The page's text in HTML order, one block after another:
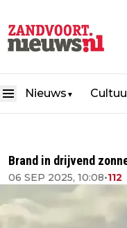
Nieuws ▼
Brand in drijvend
06 SEP 2025, 10:08•112